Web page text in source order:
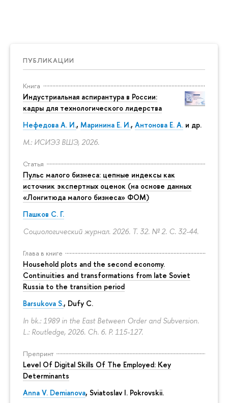
ПУБЛИКАЦИИ
Книга
Индустриальная аспирантура в России:
кадры для технологического лидерства
Нефедова А. И., Маринина Е. И., Антонова Е. А. и др.
М.: ИСИЭЗ ВШЭ, 2026.
Статья
Пульс малого бизнеса: цепные индексы как
источник экспертных оценок (на основе данных
«Лонгитюда малого бизнеса» ФОМ)
Пашков С. Г.
Социологический журнал. 2026. Т. 32. № 2. С. 32-44.
Глава в книге
Household plots and the second economy.
Continuities and transformations from late Soviet
Russia to the transition period
Barsukova S., Dufy C.
In bk.: 1989 in the East Between Order and Subversion.
L.: Routledge, 2026. Ch. 6. P. 115-127.
Препринт
Level Of Digital Skills Of The Employed: Key
Determinants
Anna V. Demianova, Sviatoslav I. Pokrovskii.